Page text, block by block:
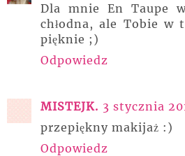
Dla mnie En Taupe
chłodna, ale Tobie w
pięknie ;)
Odpowiedz
MISTEJK. 3 stycznia
przepiękny makijaż :)
Odpowiedz